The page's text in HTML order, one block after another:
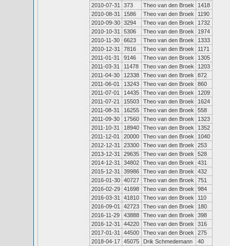
2010-07-31
373 Theo van den Broek
1418
2010-08-31
1586 Theo van den Broek
1190
2010-09-30 3294 Theo van den Broek
1732
2010-10-31
5306 Theo van den Broek
1974
2010-11-30
6623 Theo van den Broek
1333
2010-12-31
7816 Theo van den Broek
1171
2011-01-31
9146 Theo van den Broek
1305
2011-03-31
11478 Theo van den Broek
1203
2011-04-30
12338 Theo van den Broek
872
2011-06-01
13243 Theo van den Broek
860
2011-07-01
14435 Theo van den Broek
1209
2011-07-21
15503 Theo van den Broek
1624
2011-08-31
16255 Theo van den Broek
558
2011-09-30
17560 Theo van den Broek
1323
2011-10-31
18940 Theo van den Broek
1352
2011-12-01
20000 Theo van den Broek
1040
2012-12-31
23300 Theo van den Broek
253
2013-12-31
29635 Theo van den Broek
528
2014-12-31
34802 Theo van den Broek
431
2015-12-31
39986 Theo van den Broek
432
2016-01-30 40727 Theo van den Broek
751
2016-02-29 41698 Theo van den Broek
984
2016-03-31
41810 Theo van den Broek
110
2016-09-01
42723 Theo van den Broek
180
2016-11-29
43888 Theo van den Broek
398
2016-12-31
44220 Theo van den Broek
316
2017-01-31
44500 Theo van den Broek
275
2018-04-17 45075 Drik Schmedemann
40